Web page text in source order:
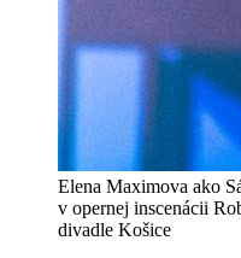
Elena Maximova ako
v opernej inscenácii
divadle Košice